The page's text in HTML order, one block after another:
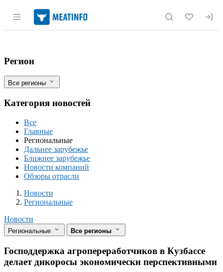
Раздел навигации по сайту
Господдержка агропереработчиков в
Фильтры
Регион
Все регионы
Категория новостей
Все
Главные
Региональные
Дальнее зарубежье
Ближнее зарубежье
Новости компаний
Обзоры отрасли
Новости
Разделы
Новости
Региональные
Новости
Региональные Все регионы
Господдержка агропереработчиков в Кузбассе
делает дикоросы экономически перспективными